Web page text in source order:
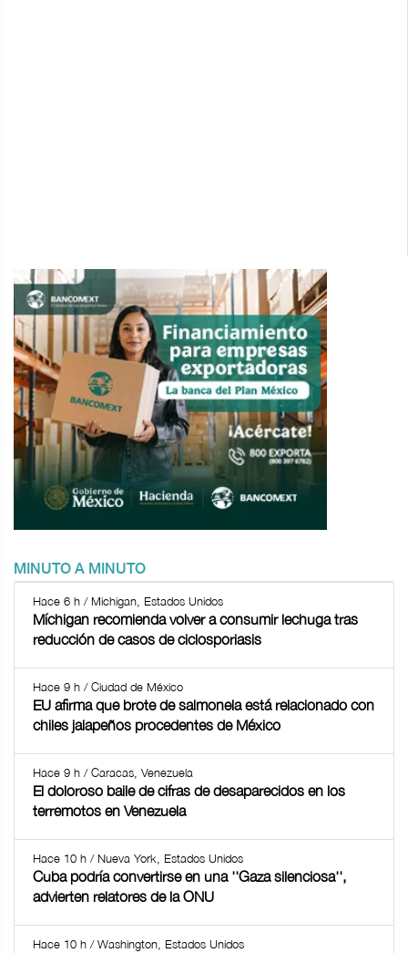
MINUTO A MINUTO
Hace 6 h / Michigan, Estados Unidos
Míchigan recomienda volver a consumir lechuga tras
reducción de casos de ciclosporiasis
Hace 9 h / Ciudad de México
EU afirma que brote de salmonela está relacionado con
chiles jalapeños procedentes de México
Hace 9 h / Caracas, Venezuela
El doloroso baile de cifras de desaparecidos en los
terremotos en Venezuela
Hace 10 h / Nueva York, Estados Unidos
Cuba podría convertirse en una ''Gaza silenciosa'',
advierten relatores de la ONU
Hace 10 h / Washington, Estados Unidos